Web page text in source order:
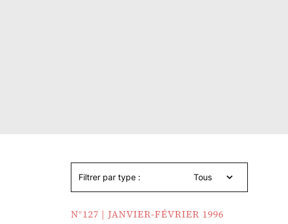
Filtrer par type : Tous
N°127 | JANVIER-FÉVRIER 1996